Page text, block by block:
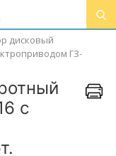
дисковый
ГЗ-
с